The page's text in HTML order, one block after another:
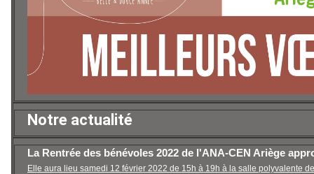
Notre actualité
La Rentrée des bénévoles 2022 de l'ANA-CEN Ariège
Elle aura lieu samedi 12 février 2022 de 15h à 19h à la salle polyvalente